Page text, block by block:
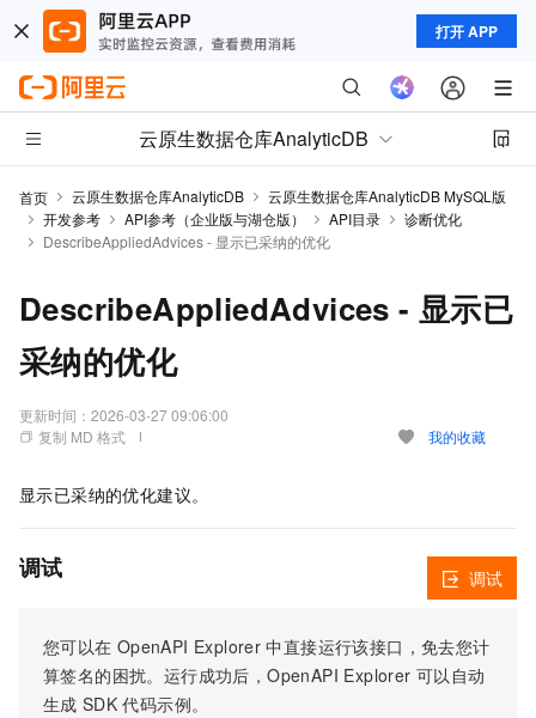
打开 APP
云原生数据仓库AnalyticDB
首页 云原生数据仓库AnalyticDB
云原生数据仓库AnalyticDB MySQL版
开发参考
API参考（企业版与湖仓版） API目录
诊断优化
DescribeAppliedAdvices - 显示已采纳的优化
DescribeAppliedAdvices - 显示已
采纳的优化
更新时间： 2026-03-27 09:06:00
复制 MD 格式
我的收藏
显示已采纳的优化建议。
调试
您可以在 OpenAPI Explorer 中直接运行该接口，免去您计
算签名的困扰。运行成功后，OpenAPI Explorer 可以自动
生成 SDK 代码示例。
调试